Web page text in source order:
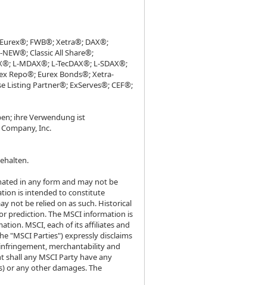
FWB®; Xetra®; DAX®;
Classic All Share®;
L-MDAX®; L-TecDAX®; L-SDAX®;
Repo®; Eurex Bonds®; Xetra-
Listing Partner®; ExServes®; CEF®;
ihre Verwendung ist
Inc.
in any form and may not be
is intended to constitute
not be relied on as such. Historical
prediction. The MSCI information is
MSCI, each of its affiliates and
"MSCI Parties") expressly disclaims
merchantability and
any MSCI Party have any
or any other damages. The